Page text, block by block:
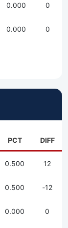
0.000 0
0.000 0
PCT DIFF
0.500 12
0.500 -12
0.000 0